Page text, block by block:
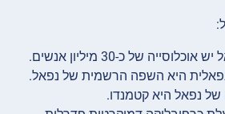
אוכלוסייה של כ-30 מיליון אנשים.
היא השפה הרשמית של נפאל.
של נפאל היא קטמנדו.